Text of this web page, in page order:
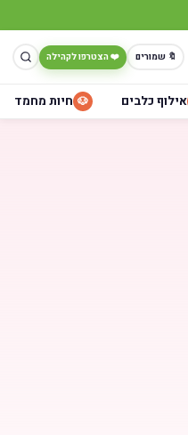
🔖 שמורים ❤️ הצטרפו לקהילה
אילוף כלבים 🐶 חיות מחמד